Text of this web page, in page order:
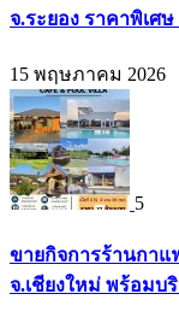
จ.ระยอง ราคาพิเศษ
15 พฤษภาคม 2026
5
ขายกิจการร้านกาแ
จ.เชียงใหม่ พร้อมบริ